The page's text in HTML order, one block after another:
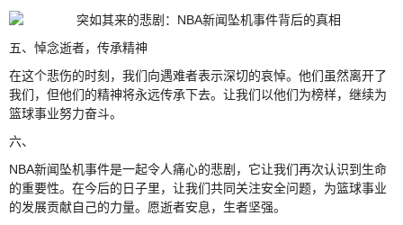
五、悼念逝者，传承精神
在这个悲伤的时刻，我们向遇难者表示深切的哀悼。他们虽然离开了
我们，但他们的精神将永远传承下去。让我们以他们为榜样，继续为
篮球事业努力奋斗。
六、
NBA新闻坠机事件是一起令人痛心的悲剧，它让我们再次认识到生命
的重要性。在今后的日子里，让我们共同关注安全问题，为篮球事业
的发展贡献自己的力量。愿逝者安息，生者坚强。